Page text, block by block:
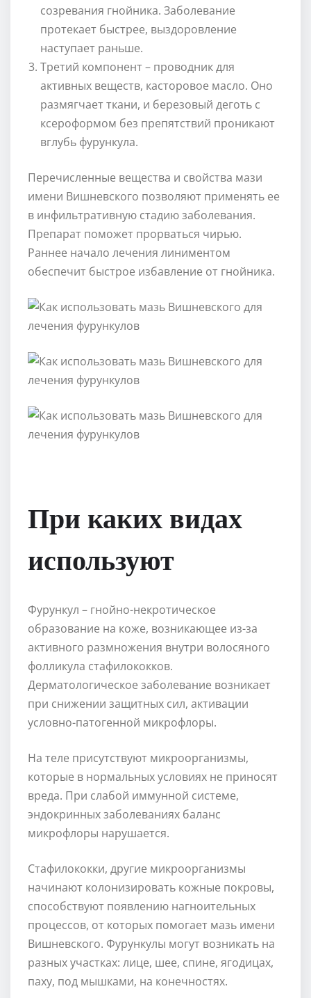
созревания гнойника. Заболевание
протекает быстрее, выздоровление
наступает раньше.
Третий компонент – проводник для
активных веществ, касторовое масло. Оно
размягчает ткани, и березовый деготь с
ксероформом без препятствий проникают
вглубь фурункула.
Перечисленные вещества и свойства мази
имени Вишневского позволяют применять ее
в инфильтративную стадию заболевания.
Препарат поможет прорваться чирью.
Раннее начало лечения линиментом
обеспечит быстрое избавление от гнойника.
При каких видах
используют
Фурункул – гнойно-некротическое
образование на коже, возникающее из-за
активного размножения внутри волосяного
фолликула стафилококков.
Дерматологическое заболевание возникает
при снижении защитных сил, активации
условно-патогенной микрофлоры.
На теле присутствуют микроорганизмы,
которые в нормальных условиях не приносят
вреда. При слабой иммунной системе,
эндокринных заболеваниях баланс
микрофлоры нарушается.
Стафилококки, другие микроорганизмы
начинают колонизировать кожные покровы,
способствуют появлению нагноительных
процессов, от которых помогает мазь имени
Вишневского. Фурункулы могут возникать на
разных участках: лице, шее, спине, ягодицах,
паху, под мышками, на конечностях.